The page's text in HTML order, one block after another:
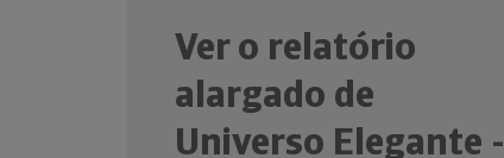
Ver o relatório
alargado de
Universo Elegante -